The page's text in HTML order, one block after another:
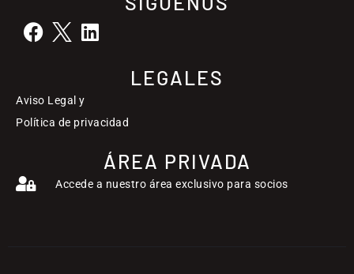
LEGALES
Aviso Legal y
Política de privacidad
ÁREA PRIVADA
Accede a nuestro área exclusivo para socios